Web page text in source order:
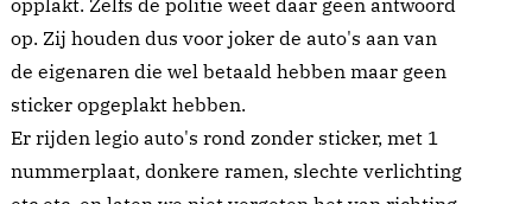
opplakt. Zelfs de politie weet daar geen antwoord
op. Zij houden dus voor joker de auto's aan van
de eigenaren die wel betaald hebben maar geen
sticker opgeplakt hebben.
Er rijden legio auto's rond zonder sticker, met 1
nummerplaat, donkere ramen, slechte verlichting